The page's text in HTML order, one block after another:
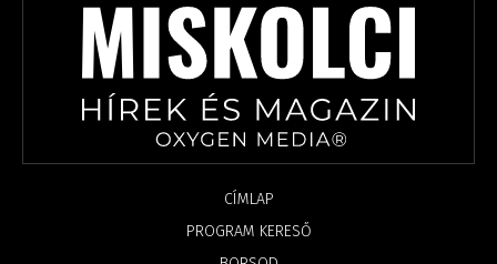
CÍMLAP
PROGRAM KERESŐ